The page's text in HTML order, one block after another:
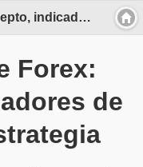
Tendencias de Forex: Concepto, indicadores de tendencia y estrategia
Forex:
de